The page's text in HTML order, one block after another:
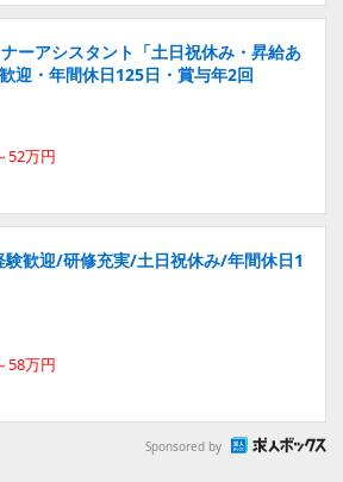
ーアシスタント「土日祝休み・昇給あ
迎・年間休日125日・賞与年2回
52万円
歓迎/研修充実/土日祝休み/年間休日1
58万円
Sponsored by